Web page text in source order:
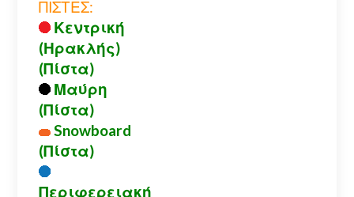
ΠΙΣΤΕΣ:
Κεντρική
(Ηρακλής)
(Πίστα)
Μαύρη
(Πίστα)
Snowboard
(Πίστα)
Περιφερειακή